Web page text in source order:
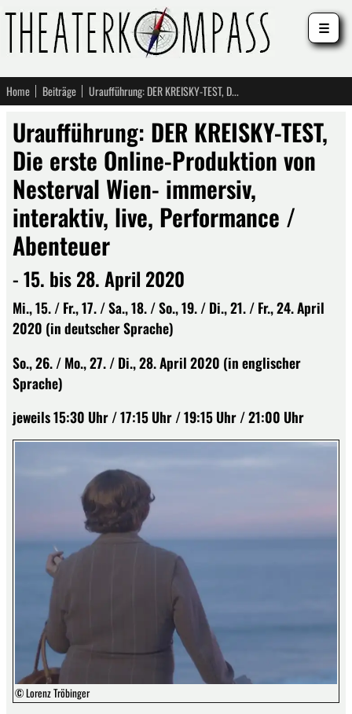
Home Beiträge Uraufführung: DER KREISKY-TEST, Die erste Online-Produktion von Nesterval Wien- immersiv, interaktiv, live, Performance / Abenteuer
Uraufführung: DER KREISKY-TEST,
Die erste Online-Produktion von
Nesterval Wien- immersiv,
interaktiv, live, Performance /
Abenteuer
- 15. bis 28. April 2020
Mi., 15. / Fr., 17. / Sa., 18. / So., 19. / Di., 21. / Fr., 24. April
2020 (in deutscher Sprache)
So., 26. / Mo., 27. / Di., 28. April 2020 (in englischer
Sprache)
jeweils 15:30 Uhr / 17:15 Uhr / 19:15 Uhr / 21:00 Uhr
© Lorenz Tröbinger
☰